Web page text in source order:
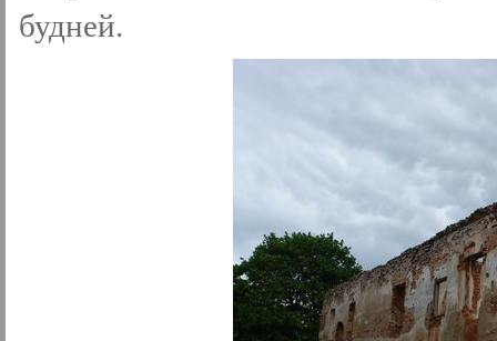
будней.